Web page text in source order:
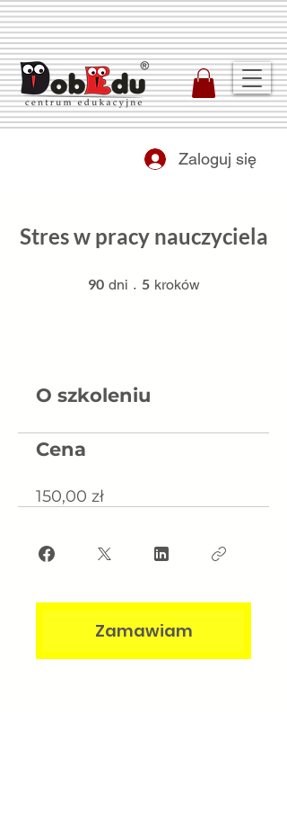
Zaloguj się
Stres w pracy nauczyciela
90 dni 90 dni
5 kroków
O szkoleniu
Cena
150,00 zł
Zamawiam